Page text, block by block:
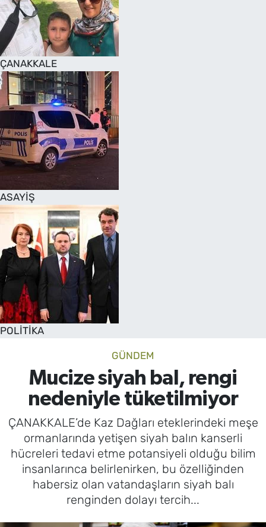
ÇANAKKALE
ASAYİŞ
POLİTİKA
GÜNDEM
Mucize siyah bal, rengi
nedeniyle tüketilmiyor
ÇANAKKALE’de Kaz Dağları eteklerindeki meşe
ormanlarında yetişen siyah balın kanserli
hücreleri tedavi etme potansiyeli olduğu bilim
insanlarınca belirlenirken, bu özelliğinden
habersiz olan vatandaşların siyah balı
renginden dolayı tercih...
SAĞLIK
TV REHBERİ